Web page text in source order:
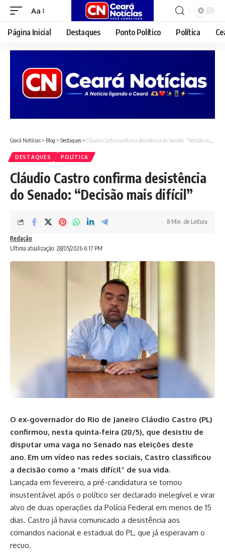
Font
Resizer
Aa
Página Inicial Destaques Ponto Político Política
Ceará Notícias > Blog > Destaques > Cláudio Castro confirma desistência do Senado: “Decisão mais difícil”
DESTAQUES POLÍTICA
Cláudio Castro confirma desistência
do Senado: “Decisão mais difícil”
Ultima atualização: 28/05/2026 6:17 PM
Redação
8 Min. de Leitura
O ex-governador do Rio de Janeiro Cláudio Castro (PL)
confirmou, nesta quinta-feira (28/5), que desistiu de
disputar uma vaga no Senado nas eleições deste
ano. Em um vídeo nas redes sociais, Castro classificou
a decisão como a “mais difícil” de sua vida.
Lançada em fevereiro, a pré-candidatura se tornou
insustentável após o político ser declarado inelegível e virar
alvo de duas operações da Polícia Federal em menos de 15
dias. Castro já havia comunicado a desistência aos
comandos nacional e estadual do PL, que já esperavam o
recuo.